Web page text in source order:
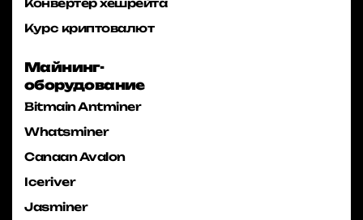
Курс криптовалют
Майнинг-
оборудование
Bitmain Antminer
Whatsminer
Canaan Avalon
Iceriver
Jasminer